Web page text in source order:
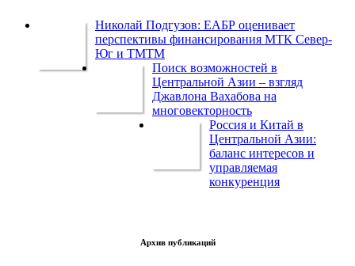
Николай Подгузов: ЕАБР оценивает
перспективы финансирования МТК Север-
Юг и ТМТМ
Поиск возможностей в
Центральной Азии – взгляд
Джавлона Вахабова на
многовекторность
Россия и Китай в
Центральной Азии:
баланс интересов и
управляемая
конкуренция
Архив публикаций